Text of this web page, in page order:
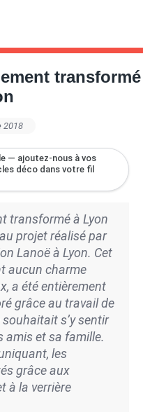
transformé
2018
— ajoutez-nous à vos
déco dans votre fil
transformé à Lyon
projet réalisé par
Lanoë à Lyon. Cet
aucun charme
a été entièrement
grâce au travail de
s’y sentir
amis et sa famille.
les
grâce aux
à la verrière